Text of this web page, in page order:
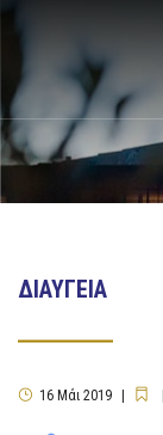
ΔΙΑΥΓΕΙΑ
16 Μάι 2019